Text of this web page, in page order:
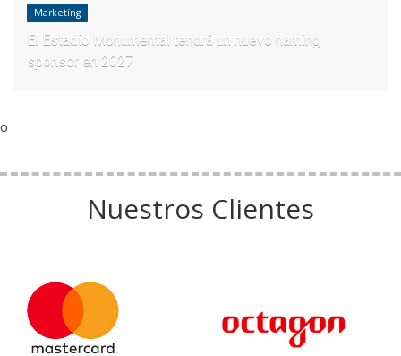
Marketíng
El Estadio Monumental tendrá un nuevo naming
sponsor en 2027
o
Nuestros Clientes